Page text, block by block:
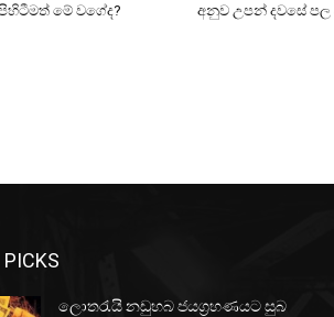
මේ වගේද? අනුව උපන් දවසේ
PICKS
ලොතරැයි නඩුහබ ජයග්‍රහණයට සුබ